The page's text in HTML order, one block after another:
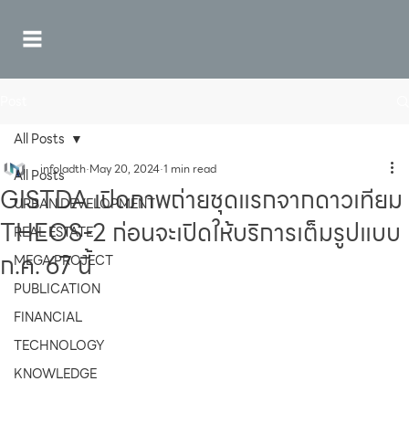
All Posts
URBAN DEVELOPMENT
REAL ESTATE
MEGA PROJECT
PUBLICATION
FINANCIAL
TECHNOLOGY
KNOWLEDGE
All Posts
GISTDA เปิดภาพถ่ายชุดแรกจากดาวเทียม
THEOS-2 ก่อนจะเปิดให้บริการเต็มรูปแบบ
ก.ค. 67 นี้
infoladth May 20, 2024 1 min read